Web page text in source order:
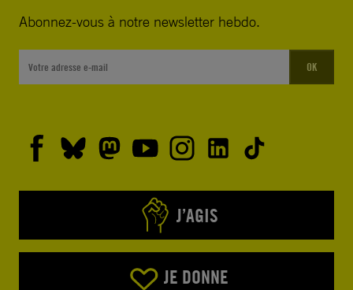
Abonnez-vous à notre newsletter hebdo.
OK
J’AGIS
JE DONNE